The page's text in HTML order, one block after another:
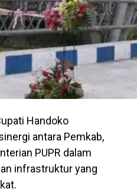
Handoko
antara Pemkab,
PUPR dalam
infrastruktur yang